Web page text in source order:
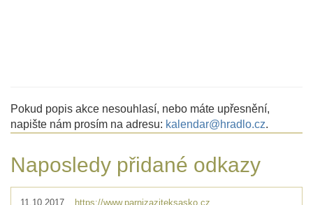
Pokud popis akce nesouhlasí, nebo máte upřesnění,
napište nám prosím na adresu: kalendar@hradlo.cz.
Naposledy přidané odkazy
11.10.2017 https://www.parnizaziteksasko.cz